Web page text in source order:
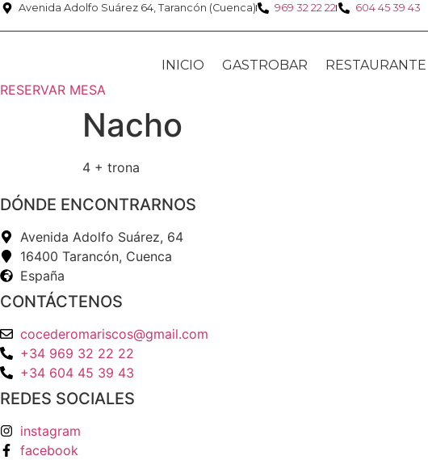
Ir
al
Avenida Adolfo Suárez 64, Tarancón (Cuenca) 969 32 22 22
604 45 39 43
INICIO GASTROBAR RESTAURANTE
RESERVAR MESA
Nacho
4 + trona
DÓNDE ENCONTRARNOS
Avenida Adolfo Suárez, 64
16400 Tarancón, Cuenca
España
CONTÁCTENOS
cocederomariscos@gmail.com
+34 969 32 22 22
+34 604 45 39 43
REDES SOCIALES
instagram
facebook